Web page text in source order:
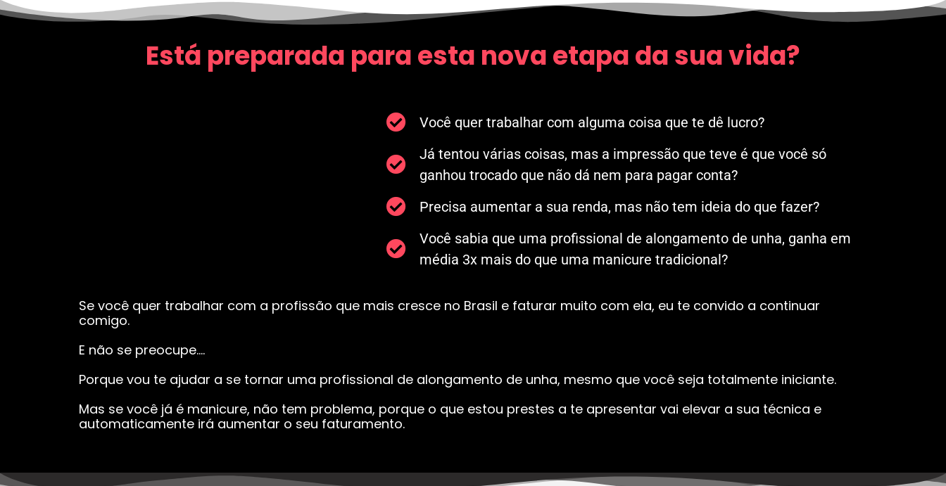
Está preparada para esta nova etapa da sua vida?
Você quer trabalhar com alguma coisa que te dê lucro?
Já tentou várias coisas, mas a impressão que teve é que você só
ganhou trocado que não dá nem para pagar conta?
Precisa aumentar a sua renda, mas não tem ideia do que fazer?
Você sabia que uma profissional de alongamento de unha, ganha em
média 3x mais do que uma manicure tradicional?
Se você quer trabalhar com a profissão que mais cresce no Brasil e faturar muito com ela, eu te convido a continuar
comigo.
E não se preocupe….
Porque vou te ajudar a se tornar uma profissional de alongamento de unha, mesmo que você seja totalmente iniciante.
Mas se você já é manicure, não tem problema, porque o que estou prestes a te apresentar vai elevar a sua técnica e
automaticamente irá aumentar o seu faturamento.